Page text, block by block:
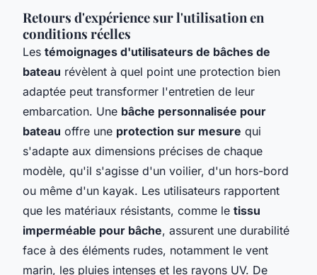
Retours d'expérience sur l'utilisation en
conditions réelles
Les témoignages d'utilisateurs de bâches de
bateau révèlent à quel point une protection bien
adaptée peut transformer l'entretien de leur
embarcation. Une bâche personnalisée pour
bateau offre une protection sur mesure qui
s'adapte aux dimensions précises de chaque
modèle, qu'il s'agisse d'un voilier, d'un hors-bord
ou même d'un kayak. Les utilisateurs rapportent
que les matériaux résistants, comme le tissu
imperméable pour bâche, assurent une durabilité
face à des éléments rudes, notamment le vent
marin, les pluies intenses et les rayons UV. De